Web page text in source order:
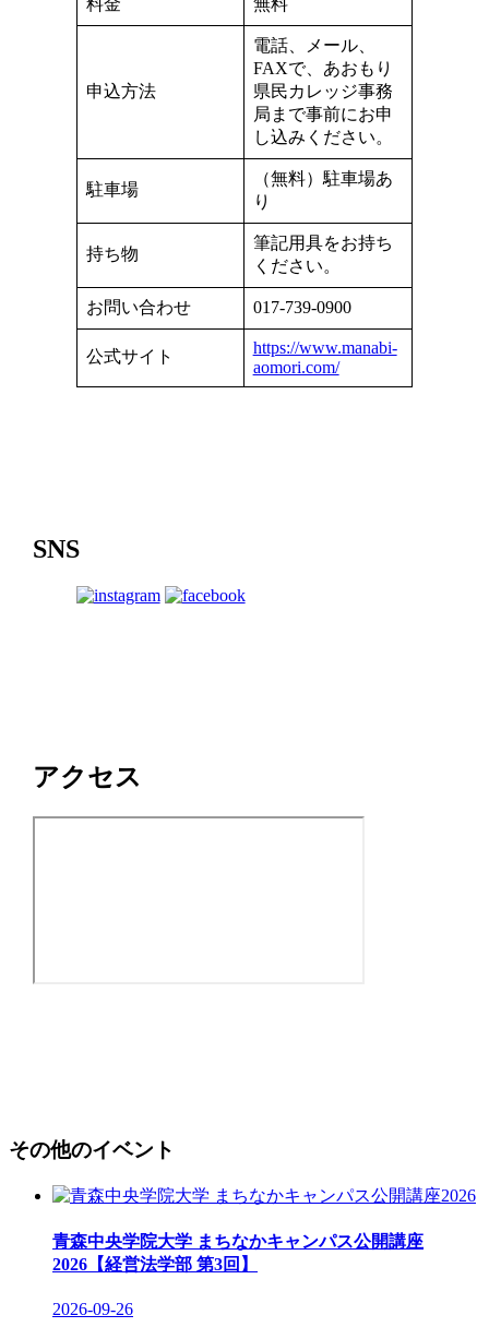
申込方法
電話、メール、
FAXで、あおもり
県民カレッジ事務
局まで事前にお申
し込みください。
駐車場
（無料）駐車場あ
り
持ち物
筆記用具をお持ち
ください。
お問い合わせ 017-739-0900
公式サイト
https://www.manabi-
aomori.com/
SNS
アクセス
その他のイベント
青森中央学院大学 まちなかキャンパス公開講座
2026【経営法学部 第3回】
2026-09-26